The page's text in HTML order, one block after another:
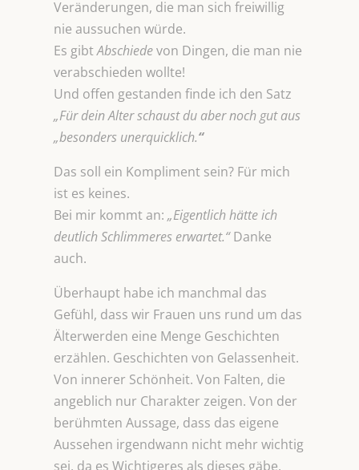
Veränderungen, die man sich freiwillig
nie aussuchen würde.
Es gibtAbschiedevon Dingen, die man nie
verabschieden wollte!
Und offen gestanden finde ich den Satz
„Für dein Alter schaust du aber noch gut aus
„besonders unerquicklich.“
Das soll ein Kompliment sein? Für mich
ist es keines.
Bei mir kommt an:„Eigentlich hätte ich
deutlich Schlimmeres erwartet.“Danke
auch.
Überhaupt habe ich manchmal das
Gefühl, dass wir Frauen uns rund um das
Älterwerden eine Menge Geschichten
erzählen. Geschichten von Gelassenheit.
Von innerer Schönheit. Von Falten, die
angeblich nur Charakter zeigen. Von der
berühmten Aussage, dass das eigene
Aussehen irgendwann nicht mehr wichtig
sei, da es Wichtigeres als dieses gäbe.